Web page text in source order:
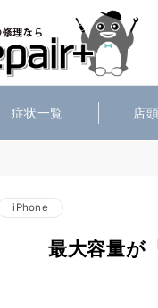
症状一覧 店
iPhone
最大容量が